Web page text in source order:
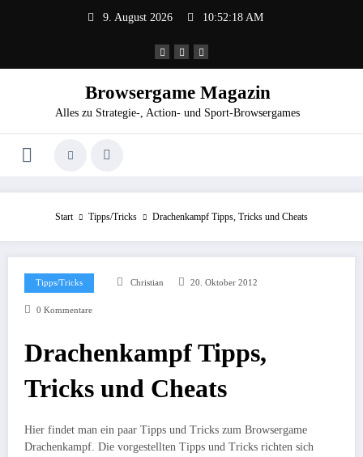
9. August 2026 10:52:18 AM
Browsergame Magazin
Alles zu Strategie-, Action- und Sport-Browsergames
Start Tipps/Tricks Drachenkampf Tipps, Tricks und Cheats
Tipps/Tricks Christian 20. Oktober 2012
0 Kommentare
Drachenkampf Tipps,
Tricks und Cheats
Hier findet man ein paar Tipps und Tricks zum Browsergame
Drachenkampf. Die vorgestellten Tipps und Tricks richten sich